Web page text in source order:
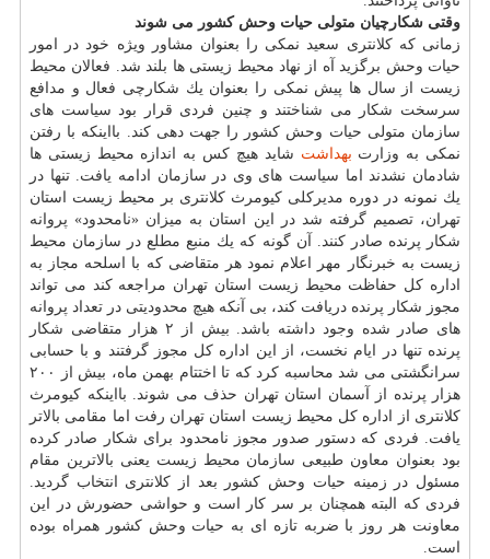
وقتی شكارچیان متولی حیات وحش كشور می شوند
زمانی كه كلانتری سعید نمكی را بعنوان مشاور ویژه خود در امور
حیات وحش برگزید آه از نهاد محیط زیستی ها بلند شد. فعالان محیط
زیست از سال ها پیش نمكی را بعنوان یك شكارچی فعال و مدافع
سرسخت شكار می شناختند و چنین فردی قرار بود سیاست های
سازمان متولی حیات وحش كشور را جهت دهی كند. بااینكه با رفتن
نمكی به وزارت بهداشت شاید هیچ كس به اندازه محیط زیستی ها
شادمان نشدند اما سیاست های وی در سازمان ادامه یافت. تنها در
یك نمونه در دوره مدیركلی كیومرث كلانتری بر محیط زیست استان
تهران، تصمیم گرفته شد در این استان به میزان «نامحدود» پروانه
شكار پرنده صادر كنند. آن گونه كه یك منبع مطلع در سازمان محیط
زیست به خبرنگار مهر اعلام نمود هر متقاضی كه با اسلحه مجاز به
اداره كل حفاظت محیط زیست استان تهران مراجعه كند می تواند
مجوز شكار پرنده دریافت كند، بی آنكه هیچ محدودیتی در تعداد پروانه
های صادر شده وجود داشته باشد. بیش از ۲ هزار متقاضی شكار
پرنده تنها در ایام نخست، از این اداره كل مجوز گرفتند و با حسابی
سرانگشتی می شد محاسبه كرد كه تا اختتام بهمن ماه، بیش از ۲۰۰
هزار پرنده از آسمان استان تهران حذف می شوند. بااینكه كیومرث
كلانتری از اداره كل محیط زیست استان تهران رفت اما مقامی بالاتر
یافت. فردی كه دستور صدور مجوز نامحدود برای شكار صادر كرده
بود بعنوان معاون طبیعی سازمان محیط زیست یعنی بالاترین مقام
مسئول در زمینه حیات وحش كشور بعد از كلانتری انتخاب گردید.
فردی كه البته همچنان بر سر كار است و حواشی حضورش در این
معاونت هر روز با ضربه تازه ای به حیات وحش كشور همراه بوده
است.